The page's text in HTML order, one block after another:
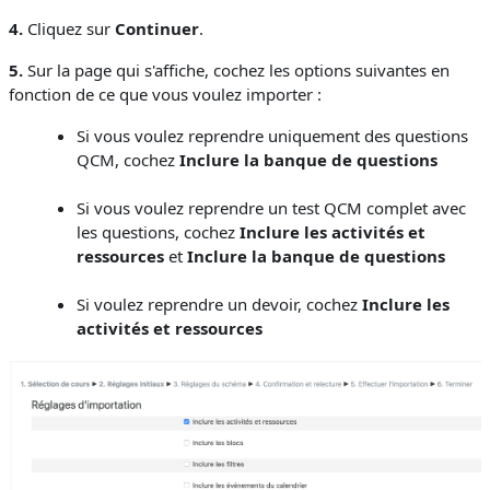
4. Cliquez sur Continuer.
5. Sur la page qui s'affiche, cochez les options suivantes en
fonction de ce que vous voulez importer :
Si vous voulez reprendre uniquement des questions
QCM, cochez Inclure la banque de questions
Si vous voulez reprendre un test QCM complet avec
les questions, cochez Inclure les activités et
ressources et Inclure la banque de questions
Si voulez reprendre un devoir, cochez Inclure les
activités et ressources